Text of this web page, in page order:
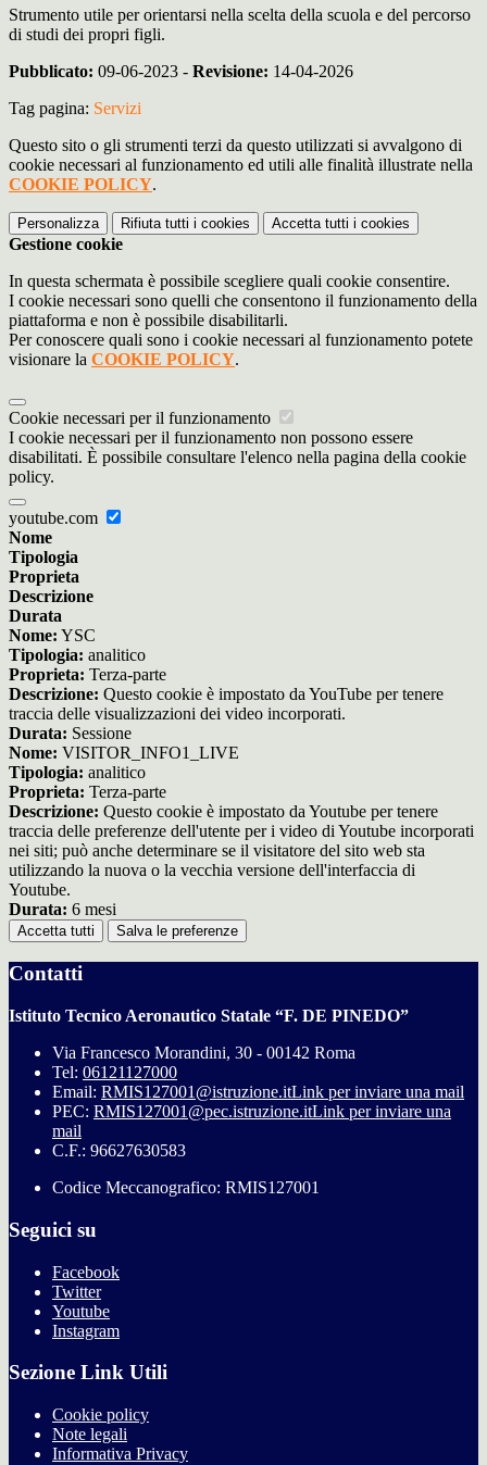
Strumento utile per orientarsi nella scelta della scuola e del percorso
di studi dei propri figli.
Pubblicato: 09-06-2023 - Revisione: 14-04-2026
Tag pagina: Servizi
Questo sito o gli strumenti terzi da questo utilizzati si avvalgono di
cookie necessari al funzionamento ed utili alle finalità illustrate nella
COOKIE POLICY.
Personalizza Rifiuta tutti i cookies Accetta tutti i cookies
Gestione cookie
In questa schermata è possibile scegliere quali cookie consentire.
I cookie necessari sono quelli che consentono il funzionamento della
piattaforma e non è possibile disabilitarli.
Per conoscere quali sono i cookie necessari al funzionamento potete
visionare la COOKIE POLICY.
Cookie necessari per il funzionamento
I cookie necessari per il funzionamento non possono essere
disabilitati. È possibile consultare l'elenco nella pagina della cookie
policy.
youtube.com
Nome
Tipologia
Proprieta
Descrizione
Durata
Nome: YSC
Tipologia: analitico
Proprieta: Terza-parte
Descrizione: Questo cookie è impostato da YouTube per tenere
traccia delle visualizzazioni dei video incorporati.
Durata: Sessione
Nome: VISITOR_INFO1_LIVE
Tipologia: analitico
Proprieta: Terza-parte
Descrizione: Questo cookie è impostato da Youtube per tenere
traccia delle preferenze dell'utente per i video di Youtube incorporati
nei siti; può anche determinare se il visitatore del sito web sta
utilizzando la nuova o la vecchia versione dell'interfaccia di
Youtube.
Durata: 6 mesi
Accetta tutti Salva le preferenze
Contatti
Istituto Tecnico Aeronautico Statale “F. DE PINEDO”
Via Francesco Morandini, 30 - 00142 Roma
Tel: 06121127000
Email: RMIS127001@istruzione.itLink per inviare una mail
PEC: RMIS127001@pec.istruzione.itLink per inviare una
mail
C.F.: 96627630583
Codice Meccanografico: RMIS127001
Seguici su
Facebook
Twitter
Youtube
Instagram
Sezione Link Utili
Cookie policy
Note legali
Informativa Privacy